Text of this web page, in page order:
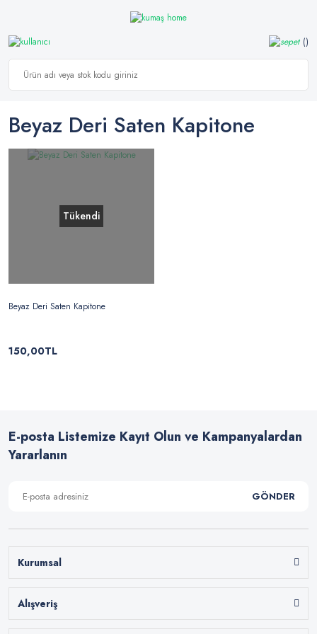
Beyaz Deri Saten Kapitone
Tükendi
Beyaz Deri Saten Kapitone
150,00TL
E-posta Listemize Kayıt Olun ve Kampanyalardan
Yararlanın
GÖNDER
Kurumsal
Alışveriş